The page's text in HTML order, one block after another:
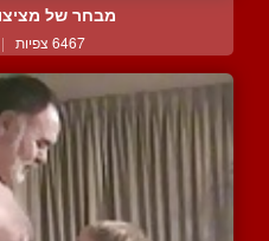
מבחר של
6467 צפיות |